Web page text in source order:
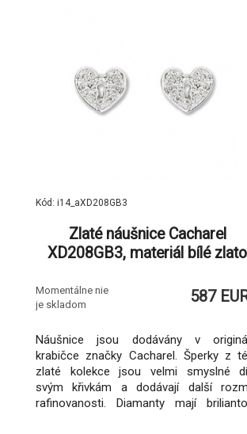
Kód: i14_aXD208GB3
Zlaté náušnice Cacharel
XD208GB3, materiál bílé zlato
Momentálne nie
je skladom
587
Náušnice jsou dodávány v
krabičce značky Cacharel. Šperky z
zlaté kolekce jsou velmi smyslné
svým křivkám a dodávají další
rafinovanosti. Diamanty mají